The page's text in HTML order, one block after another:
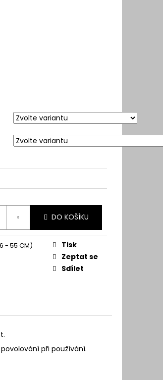
DO KOŠÍKU
- 55 CM)
Tisk
Zeptat se
Sdílet
při používání.